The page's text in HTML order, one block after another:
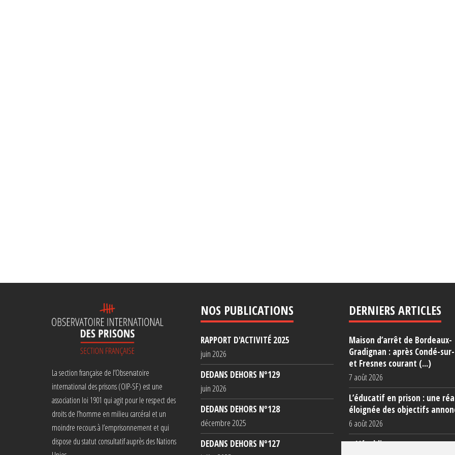
La section française de l’Observatoire
international des prisons (OIP-SF) est une
association loi 1901 qui agit pour le respect des
droits de l’homme en milieu carcéral et un
moindre recours à l’emprisonnement et qui
dispose du statut consultatif auprès des Nations
NOS PUBLICATIONS
RAPPORT D'ACTIVITÉ 2025
juin 2026
DEDANS DEHORS N°129
juin 2026
DEDANS DEHORS N°128
décembre 2025
DEDANS DEHORS N°127
DERNIERS ARTICLES
Maison d’arrêt de Bordeaux-
Gradignan : après Condé-
et Fresnes courant (...)
7 août 2026
L’éducatif en prison : une
éloignée des objectifs
6 août 2026
« L’établissement est une